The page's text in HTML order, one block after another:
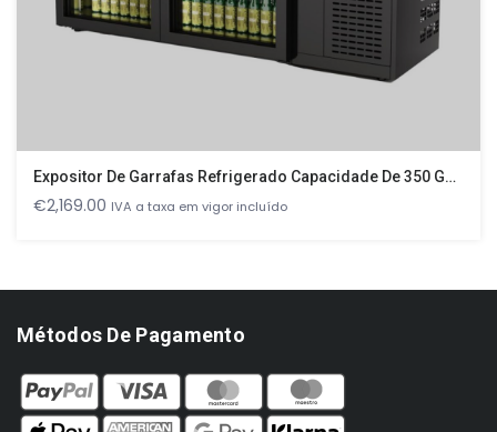
Expositor De Garrafas Refrigerado Capacidade De 350 Garrafas – 200W – 1435X528X850mm
€2,169.00 IVA a taxa em vigor incluído
Métodos De Pagamento